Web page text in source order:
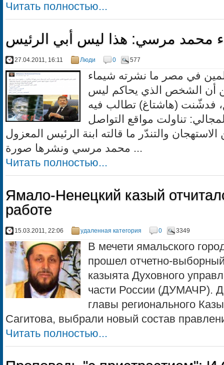
Читать полностью...
محمد مرسي: هذا ليس أبي الرئيس
27.04.2011, 16:11 Люди 0 577
في مصر ما نشرته شيماء
الشخص الذي يحاكم ليس
فدشّنت (هاشتاغ) تطالب فيه
تناولت مواقع التواصل
والتندّر ما قالته ابنة الرئيس المعزول
محمد مرسي ونشرها صورة ...
Читать полностью...
Ямало-Ненецкий казый
работе
15.03.2011, 22:06 удаленная категория 0 3349
В мечети ямальского
прошел отчетно-
казыята Духовного
части России (ДУМАЧР).
главы регионального
Сагитова, выбрали новый состав
Читать полностью...